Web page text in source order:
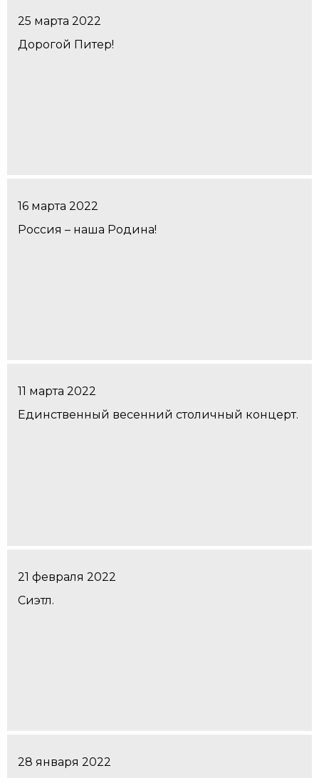
25 марта 2022
Дорогой Питер!
16 марта 2022
Россия – наша Родина!
11 марта 2022
Единственный весенний столичный концерт.
21 февраля 2022
Сиэтл.
28 января 2022